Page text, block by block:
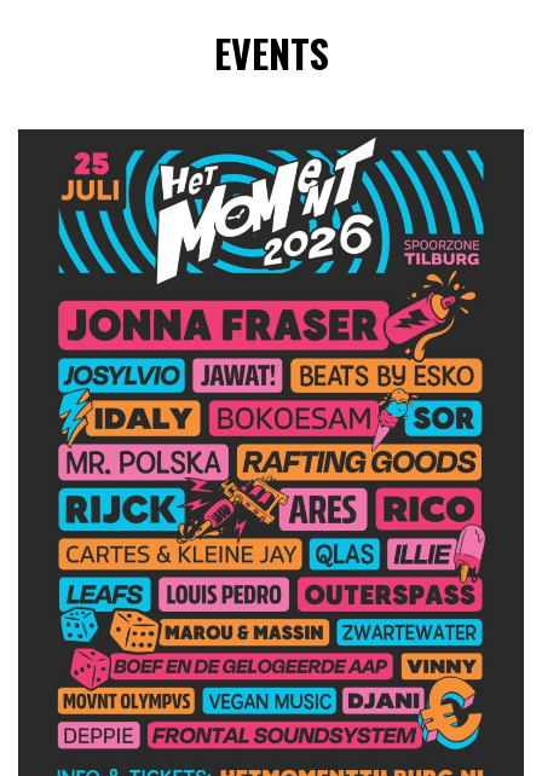
EVENTS